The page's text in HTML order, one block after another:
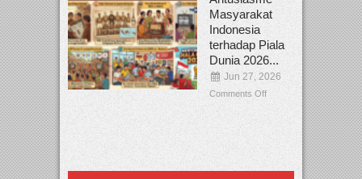
Masyarakat
Indonesia
terhadap Piala
Dunia 2026...
Jun 27, 2026
Comments Off